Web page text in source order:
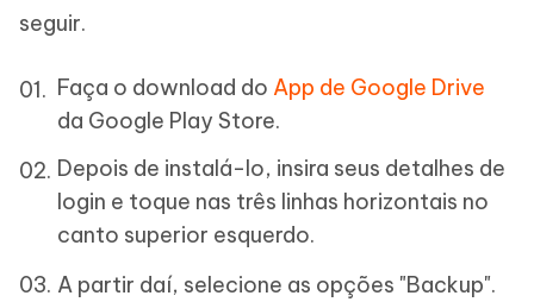
seguir.
Faça o download do App de Google Drive
da Google Play Store.
Depois de instalá-lo, insira seus detalhes de
login e toque nas três linhas horizontais no
canto superior esquerdo.
A partir daí, selecione as opções "Backup".